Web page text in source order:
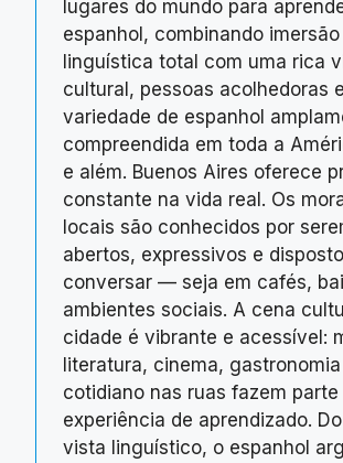
lugares do mundo para
espanhol, combinando imersão
linguística total com uma rica
cultural, pessoas acolhedoras
variedade de espanhol
compreendida em toda a
e além. Buenos Aires oferece
constante na vida real. Os
locais são conhecidos por
abertos, expressivos e
conversar — seja em cafés,
ambientes sociais. A cena
cidade é vibrante e acessível:
literatura, cinema,
cotidiano nas ruas fazem parte
experiência de aprendizado.
vista linguístico, o espanhol